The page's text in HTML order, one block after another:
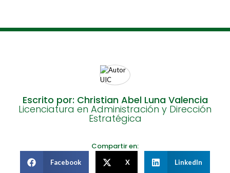
Escrito por: Christian Abel Luna Valencia
Licenciatura en Administración y Dirección
Estratégica
Compartir en:
Facebook X LinkedIn